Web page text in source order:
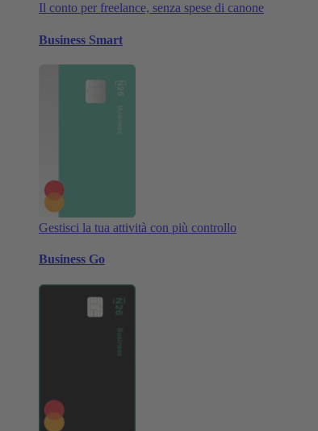
Il conto per freelance, senza spese di canone
Business Smart
Gestisci la tua attività con più controllo
Business Go